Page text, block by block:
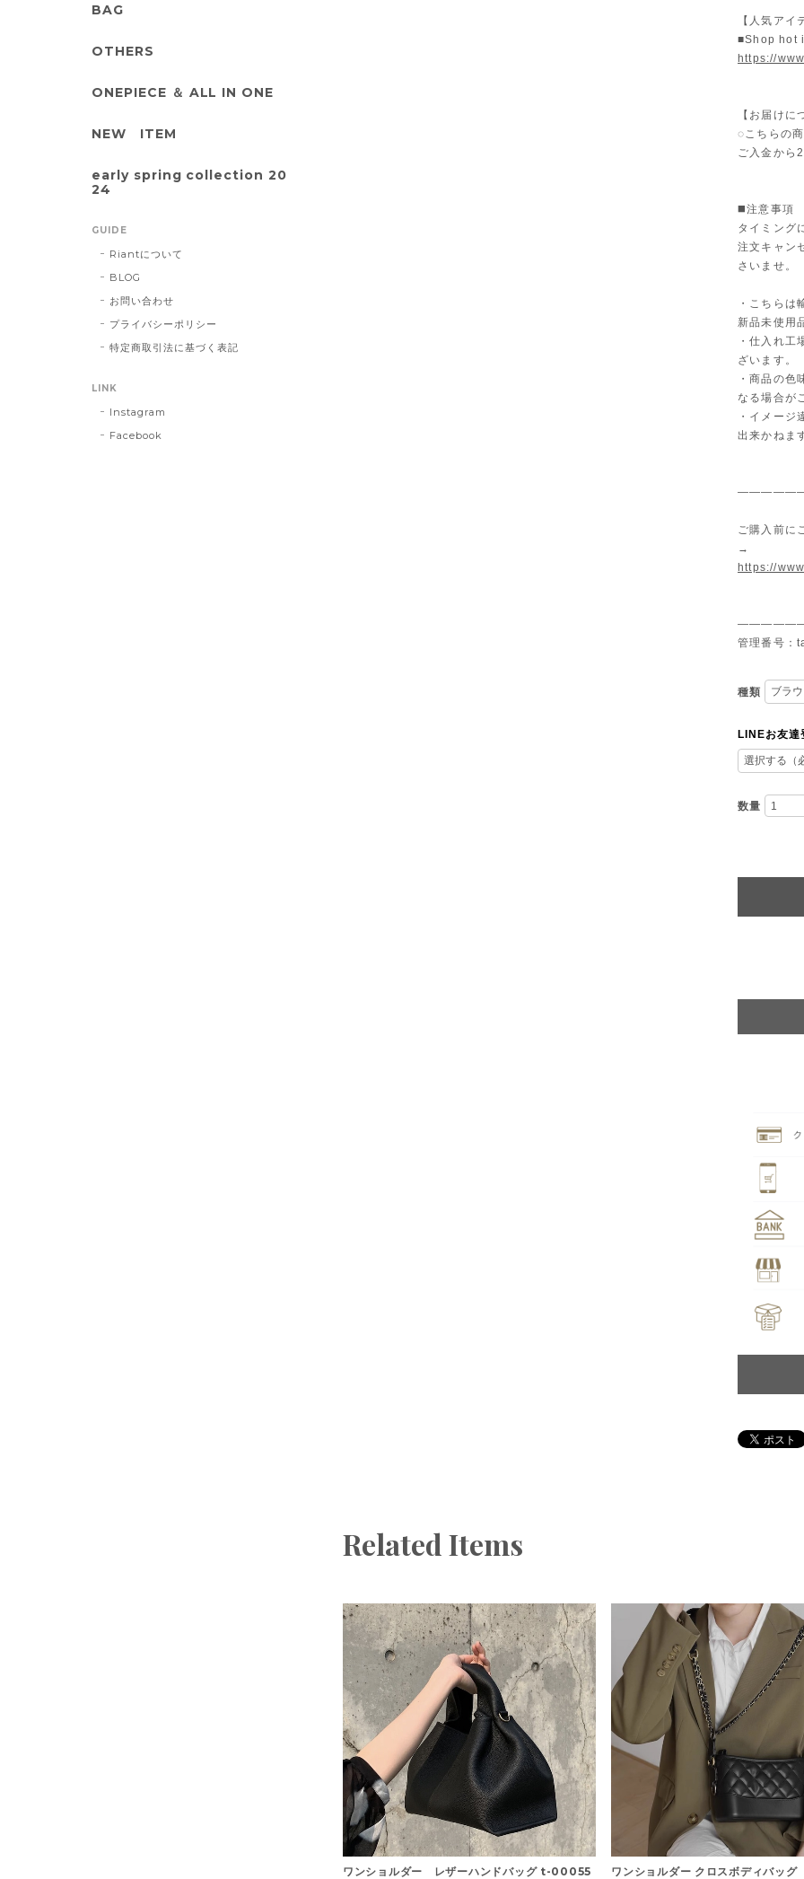
【人気ア
■Shop hot
https://
【お届けに
◌こちらの
ご入金から
◼️注意事項
タイミング
注文キャン
さいませ。
・こちらは
新品未使用
・仕入れ工
ざいます。
・商品の色
なる場合が
・イメージ
出来かねま
ご購入前に
→
https://
管理番号：
種類
LINEお友達
数量
Related Items
ワンショルダー レザーハンドバッグ t-00055
ワンショルダー クロスボディバッ
BAG
OTHERS
ONEPIECE ＆ ALL IN ONE
NEW ITEM
early spring collection 20
24
GUIDE
Riantについて
BLOG
お問い合わせ
プライバシーポリシー
特定商取引法に基づく表記
LINK
Instagram
Facebook